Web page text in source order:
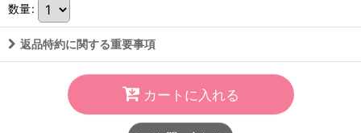
数量:
返品特約に関する重要事項
カートに入れる